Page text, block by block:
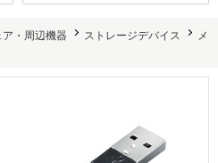
・周辺機器 ストレージデバイス
メ